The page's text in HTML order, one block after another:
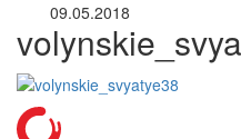
09.05.2018